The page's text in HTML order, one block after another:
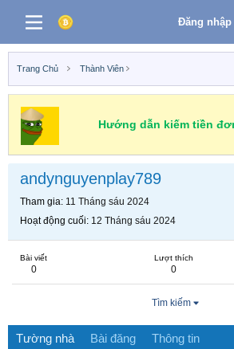
Đăng nhập
Trang Chủ Thành Viên
Hướng dẫn kiếm tiền
andynguyenplay789
Tham gia 11 Tháng sáu 2024
Hoạt động cuối 12 Tháng sáu 2024
Bài viết
0
Lượt thích
0
Tìm kiếm
Tường nhà Bài đăng Thông tin